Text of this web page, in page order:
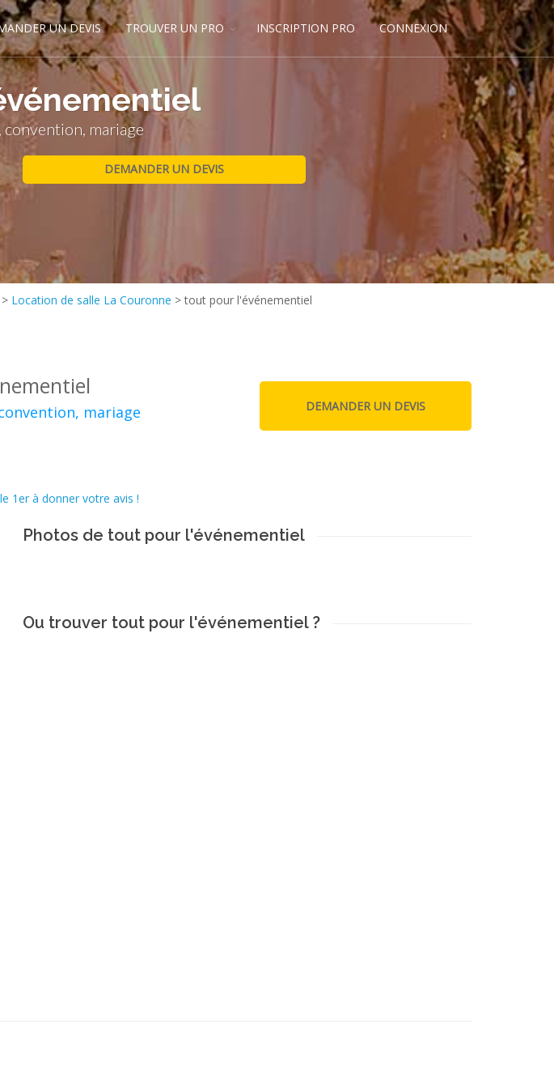
UN DEVIS TROUVER UN PRO INSCRIPTION PRO CONNEXION
convention, mariage
> Location de salle La Couronne >tout pour l'événementiel
mariage
1er à donner votre avis !
Photos de tout pour l'événementiel
Ou trouver tout pour l'événementiel ?